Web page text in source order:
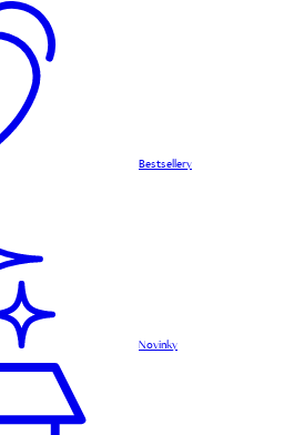
Bestsellery
Novinky